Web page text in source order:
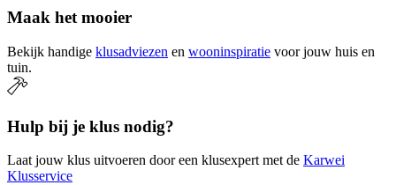
Maak het mooier
Bekijk handige klusadviezen en wooninspiratie voor jouw huis en
tuin.
Hulp bij je klus nodig?
Laat jouw klus uitvoeren door een klusexpert met de Karwei
Klusservice